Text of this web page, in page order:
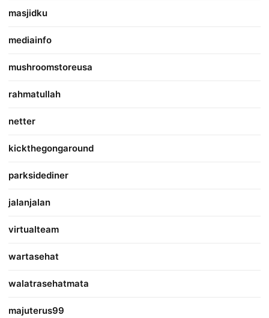
masjidku
mediainfo
mushroomstoreusa
rahmatullah
netter
kickthegongaround
parksidediner
jalanjalan
virtualteam
wartasehat
walatrasehatmata
majuterus99